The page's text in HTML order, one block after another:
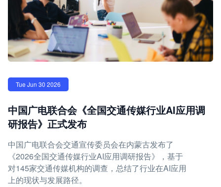
Tue Jun 30 2026
中国广电联合会《全国交通传媒行业AI应用调
研报告》正式发布
中国广电联合会交通宣传委员会在内蒙古发布了
《2026全国交通传媒行业AI应用调研报告》，基于
对145家交通传媒机构的调查，总结了行业在AI应用
上的现状与发展路径。